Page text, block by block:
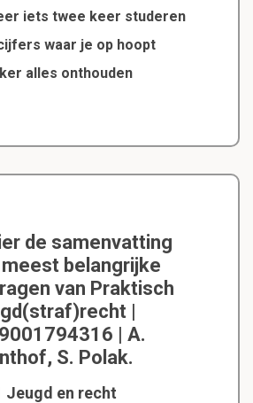
iets twee keer studeren
waar je op hoopt
alles onthouden
de samenvatting
belangrijke
van Praktisch
|
| A.
S. Polak.
Jeugd en recht